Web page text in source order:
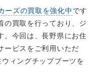
ーズの買取を強化中です
の買取を行っており、ジ
。今回は、長野県にお住
ービスをご利用いただ
ィングチップブーツを